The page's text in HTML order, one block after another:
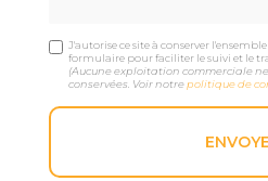
J'autorise ce site à conserver
formulaire pour faciliter le suivi et le
(Aucune exploitation commerciale
conservées. Voir notrepolitique de